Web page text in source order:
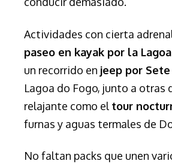
Actividades con cierta
paseo en kayak por la
un recorrido en jeep por Sete
Lagoa do Fogo, junto a otras
relajante como el tour
furnas y aguas termales de
No faltan packs que unen